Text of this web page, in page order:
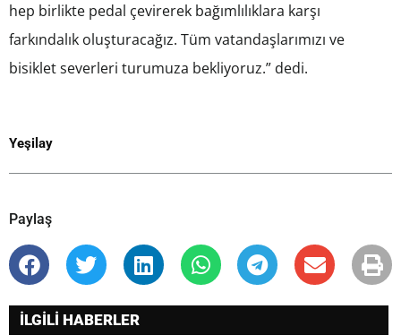
hep birlikte pedal çevirerek bağımlılıklara karşı
farkındalık oluşturacağız. Tüm vatandaşlarımızı ve
bisiklet severleri turumuza bekliyoruz.” dedi.
Yeşilay
Paylaş
İLGİLİ HABERLER